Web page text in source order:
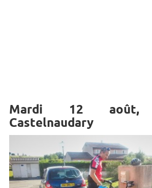
Mardi 12 août,
Castelnaudary